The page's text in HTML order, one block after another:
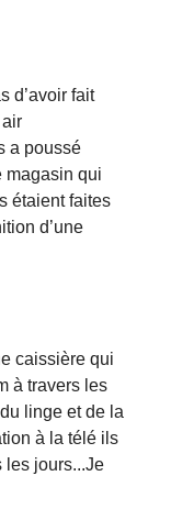
d’avoir fait
a poussé
magasin qui
étaient faites
d’une
caissière qui
à travers les
linge et de la
à la télé ils
les jours...Je